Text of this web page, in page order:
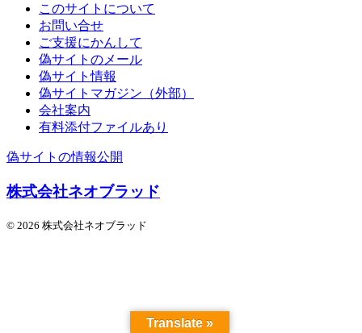
このサイトについて
お問い合せ
ご支援にかんして
偽サイトのメール
偽サイト情報
偽サイトマガジン（外部）
会社案内
有料添付ファイルあり
偽サイトの情報公開
株式会社ネオブラッド
© 2026 株式会社ネオブラッド
Translate »